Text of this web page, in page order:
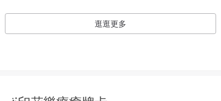
逛逛更多